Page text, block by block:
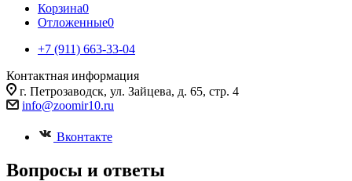
Корзина0
Отложенные0
+7 (911) 663-33-04
Контактная информация
г. Петрозаводск, ул. Зайцева, д. 65, стр. 4
info@zoomir10.ru
Вконтакте
Вопросы и ответы